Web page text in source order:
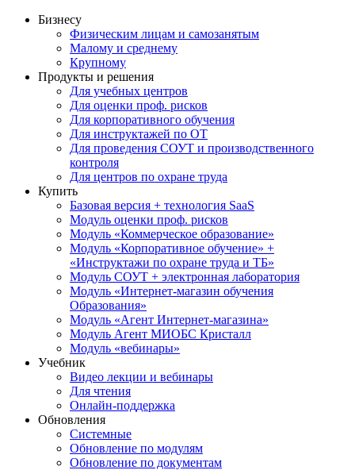
Бизнесу
Физическим лицам и самозанятым
Малому и среднему
Крупному
Продукты и решения
Для учебных центров
Для оценки проф. рисков
Для корпоративного обучения
Для инструктажей по ОТ
Для проведения СОУТ и производственного
контроля
Для центров по охране труда
Купить
Базовая версия + технология SaaS
Модуль оценки проф. рисков
Модуль «Коммерческое образование»
Модуль «Корпоративное обучение» +
«Инструктажи по охране труда и ТБ»
Модуль СОУТ + электронная лаборатория
Модуль «Интернет-магазин обучения
Образования»
Модуль «Агент Интернет-магазина»
Модуль Агент МИОБС Кристалл
Модуль «вебинары»
Учебник
Видео лекции и вебинары
Для чтения
Онлайн-поддержка
Обновления
Системные
Обновление по модулям
Обновление по документам